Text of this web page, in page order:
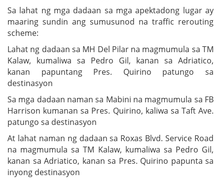
Sa lahat ng mga dadaan sa mga apektadong lugar ay
maaring sundin ang sumusunod na traffic rerouting
scheme:
Lahat ng dadaan sa MH Del Pilar na magmumula sa TM
Kalaw, kumaliwa sa Pedro Gil, kanan sa Adriatico,
kanan papuntang Pres. Quirino patungo sa
destinasyon
Sa mga dadaan naman sa Mabini na magmumula sa FB
Harrison kumanan sa Pres. Quirino, kaliwa sa Taft Ave.
patungo sa destinasyon
At lahat naman ng dadaan sa Roxas Blvd. Service Road
na magmumula sa TM Kalaw, kumaliwa sa Pedro Gil,
kanan sa Adriatico, kanan sa Pres. Quirino papunta sa
inyong destinasyon